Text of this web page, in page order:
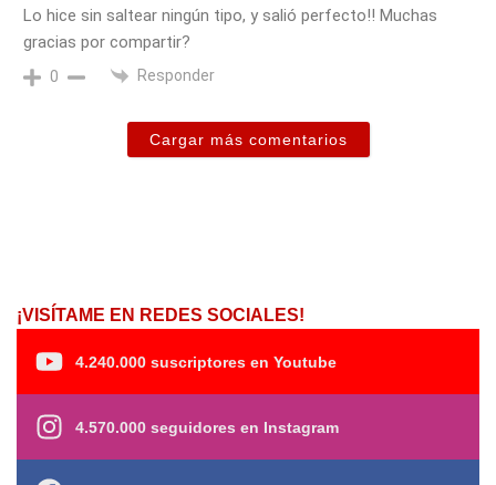
Lo hice sin saltear ningún tipo, y salió perfecto!! Muchas
gracias por compartir?
0 Responder
Cargar más comentarios
¡VISÍTAME EN REDES SOCIALES!
4.240.000 suscriptores en Youtube
4.570.000 seguidores en Instagram